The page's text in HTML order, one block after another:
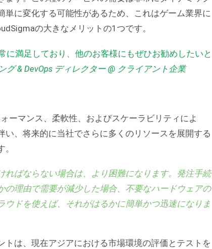
単に変化する可能性があるため、これはゲーム業界に
の大きなメリットの1つです。
に満足しており、他のお客様にもぜひお勧めしたいと
グ & DevOps ディレクター @ クライアント企業
ーマンス、柔軟性、およびスケーラビリティによ
い、将来的に当社でさらに多くのリソースを展開する
ればならない場合は、より困難になります。発注手続
の理由で需要が減少した場合、不要なハードウェアの
ウドを使えば、それがはるかに簡単かつ迅速になりま
トは、現在アジアにおける市場環境の評価とテストを